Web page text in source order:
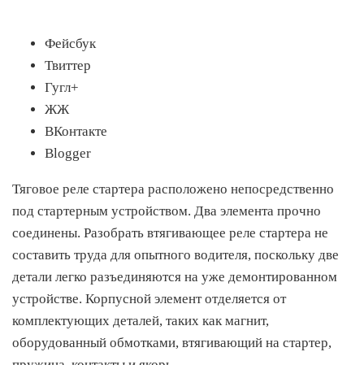
Фейсбук
Твиттер
Гугл+
ЖЖ
ВКонтакте
Blogger
Тяговое реле стартера расположено непосредственно
под стартерным устройством. Два элемента прочно
соединены. Разобрать втягивающее реле стартера не
составить труда для опытного водителя, поскольку две
детали легко разъединяются на уже демонтированном
устройстве. Корпусной элемент отделяется от
комплектующих деталей, таких как магнит,
оборудованный обмотками, втягивающий на стартер,